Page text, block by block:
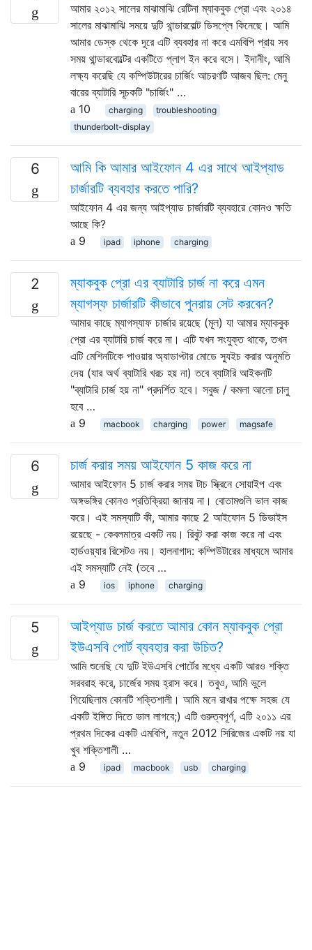
আমার ২০১২ সালের মাঝামাঝি রেটিনা ম্যাকবুক প্রো এবং ২০১৪
সালের মাঝামাঝি সময়ে দুটি থান্ডারবোল্ট ডিসপ্লে কিনেছে। আমি
আমার ডেস্ক থেকে দূরে এটি ব্যবহার না করে এমবিপি প্রায় সব
সময় থান্ডারবোল্টের একটিতে প্লাগ ইন করে বসে। ইদানীং, আমি
লক্ষ্য করেছি যে কম্পিউটারের চার্জিং আচরণটি আজব ছিল: মেনু
বারের ব্যাটারি সূচকটি "চার্জিং" …
10
charging
troubleshooting
thunderbolt-display
6
আমি কি আমার আইফোন 4 এর সাথে আইপ্যাড
চার্জারটি ব্যবহার করতে পারি?
আইফোন 4 এর জন্য আইপ্যাড চার্জারটি ব্যবহারে কোনও ক্ষতি
আছে কি?
9
ipad iphone charging
2
ম্যাকবুক প্রো এর ব্যাটারি চার্জ না করে এমন
ম্যাগস্ফ চার্জারটি কীভাবে পুনরায় সেট করবেন?
আমার কাছে ম্যাগস্যাফ চার্জার রয়েছে (মূল) যা আমার ম্যাকবুক
প্রো এর ব্যাটারি চার্জ করে না। এটি যখন সংযুক্ত থাকে, তখন
এটি মেশিনটিকে পাওয়ার অ্যাডাপ্টার মোডে স্যুইচ করার অনুমতি
দেয় (যার অর্থ ব্যাটারি খরচ হয় না) তবে ব্যাটারি আইকনটি
"ব্যাটারি চার্জ হয় না" প্রদর্শিত হবে। সবুজ / কমলা আলো চালু
হবে …
9
macbook charging power magsafe
6 চার্জ করার সময় আইফোন 5 কাজ করে না
আমার আইফোন 5 চার্জ করার সময় টাচ স্ক্রিনে সোয়াইপ এবং
অঙ্গভঙ্গির কোনও প্রতিক্রিয়া জানায় না। বোতামগুলি ভাল কাজ
করে। এই সমস্যাটি কী, আমার কাছে 2 আইফোন 5 ডিভাইস
রয়েছে - কেবলমাত্র একটি নয়। রিবুট করা কাজ করে না এবং
হার্ডওয়্যার রিসেটও নয়। হালনাগাদ: কম্পিউটারের মাধ্যমে আমার
এই সমস্যাটি নেই (তবে …
9
ios iphone charging
5
আইপ্যাড চার্জ করতে আমার কোন ম্যাকবুক প্রো
ইউএসবি পোর্ট ব্যবহার করা উচিত?
আমি শুনেছি যে দুটি ইউএসবি পোর্টের মধ্যে একটি আরও শক্তি
সরবরাহ করে, চার্জের সময় হ্রাস করে। তবুও, আমি ভুলে
গিয়েছিলাম কোনটি শক্তিশালী। আমি মনে রাখার পক্ষে সহজ যে
একটি ইঙ্গিত দিতে ভাল লাগবে;) এটি গুরুত্বপূর্ণ, এটি ২০১১ এর
প্রথম দিকের একটি এমবিপি, নতুন 2012 সিরিজের একটি নয় যা
খুব শক্তিশালী …
9
ipad macbook usb charging